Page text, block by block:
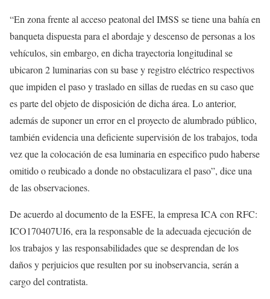
“En zona frente al acceso peatonal del IMSS se tiene una bahía en
banqueta dispuesta para el abordaje y descenso de personas a los
vehículos, sin embargo, en dicha trayectoria longitudinal se
ubicaron 2 luminarias con su base y registro eléctrico respectivos
que impiden el paso y traslado en sillas de ruedas en su caso que
es parte del objeto de disposición de dicha área. Lo anterior,
además de suponer un error en el proyecto de alumbrado público,
también evidencia una deficiente supervisión de los trabajos, toda
vez que la colocación de esa luminaria en especifico pudo haberse
omitido o reubicado a donde no obstaculizara el paso”, dice una
de las observaciones.
De acuerdo al documento de la ESFE, la empresa ICA con RFC:
ICO170407UI6, era la responsable de la adecuada ejecución de
los trabajos y las responsabilidades que se desprendan de los
daños y perjuicios que resulten por su inobservancia, serán a
cargo del contratista.